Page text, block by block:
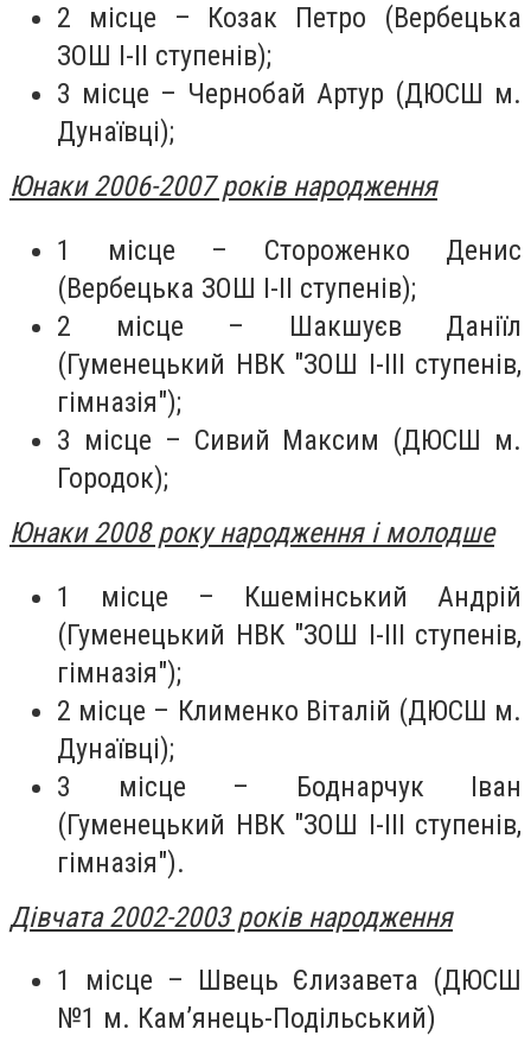
2 місце – Козак Петро (Вербецька
ЗОШ І-ІІ ступенів);
3 місце – Чернобай Артур (ДЮСШ м.
Дунаївці);
Юнаки 2006-2007 років народження
1 місце – Стороженко Денис
(Вербецька ЗОШ І-ІІ ступенів);
2 місце – Шакшуєв Даніїл
(Гуменецький НВК "ЗОШ І-ІІІ ступенів,
гімназія");
3 місце – Сивий Максим (ДЮСШ м.
Городок);
Юнаки 2008 року народження і молодше
1 місце – Кшемінський Андрій
(Гуменецький НВК "ЗОШ І-ІІІ ступенів,
гімназія");
2 місце – Клименко Віталій (ДЮСШ м.
Дунаївці);
3 місце – Боднарчук Іван
(Гуменецький НВК "ЗОШ І-ІІІ ступенів,
гімназія").
Дівчата 2002-2003 років народження
1 місце – Швець Єлизавета (ДЮСШ
№1 м. Кам’янець-Подільський)